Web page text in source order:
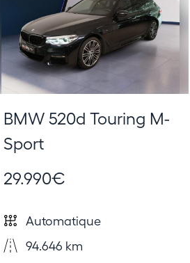
BMW 520d Touring M-
Sport
29.990€
Automatique
94.646 km